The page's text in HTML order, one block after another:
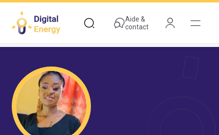
contenu
principal
Aide &
contact